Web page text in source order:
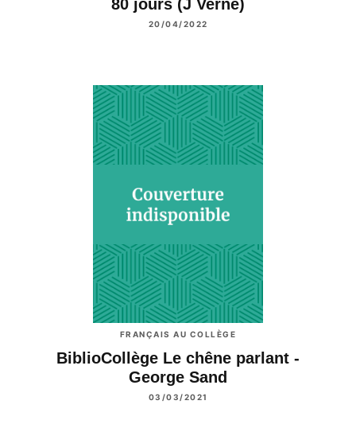
80 jours (J Verne)
20/04/2022
FRANÇAIS AU COLLÈGE
BiblioCollège Le chêne parlant -
George Sand
03/03/2021